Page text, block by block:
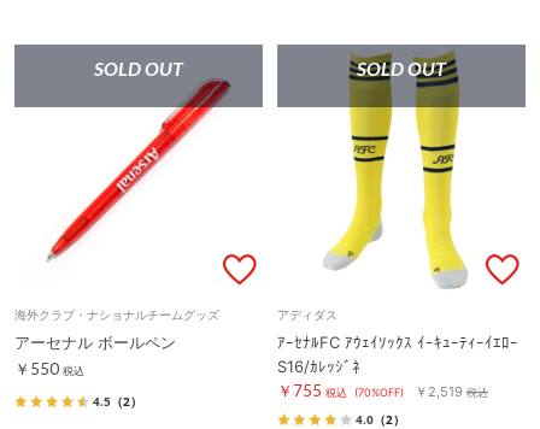
SOLD OUT
海外クラブ・ナショナルチームグッズ
アーセナル ボールペン
￥550 税込
4.5 （2）
SOLD OUT
アディダス
ｱｰｾﾅﾙFC ｱｳｪｲｿｯｸｽ ｲｰｷｭｰﾃｨｰｲｴﾛｰ
S16/ｶﾚｯｼﾞﾈ
￥755 税込 (70%OFF) ￥2,519 税込
4.0 （2）